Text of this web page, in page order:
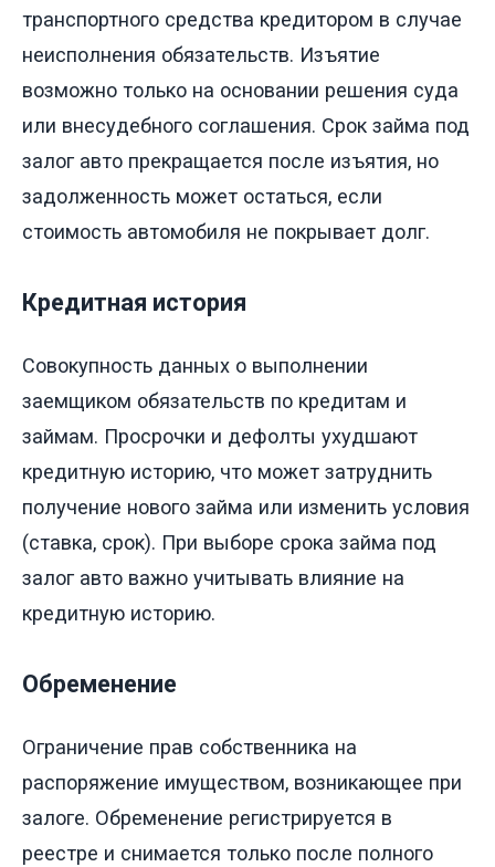
транспортного средства кредитором в случае
неисполнения обязательств. Изъятие
возможно только на основании решения суда
или внесудебного соглашения. Срок займа под
залог авто прекращается после изъятия, но
задолженность может остаться, если
стоимость автомобиля не покрывает долг.
Кредитная история
Совокупность данных о выполнении
заемщиком обязательств по кредитам и
займам. Просрочки и дефолты ухудшают
кредитную историю, что может затруднить
получение нового займа или изменить условия
(ставка, срок). При выборе срока займа под
залог авто важно учитывать влияние на
кредитную историю.
Обременение
Ограничение прав собственника на
распоряжение имуществом, возникающее при
залоге. Обременение регистрируется в
реестре и снимается только после полного